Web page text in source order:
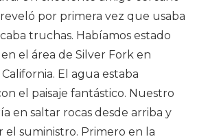
por primera vez que usaba
truchas. Habíamos estado
el área de Silver Fork en
El agua estaba
el paisaje fantástico. Nuestro
en saltar rocas desde arriba y
el suministro. Primero en la